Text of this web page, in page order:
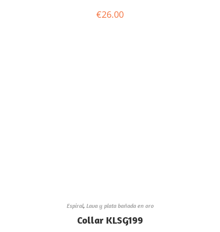
€26.00
Espiral, Lava y plata bañada en oro
Collar KLSG199